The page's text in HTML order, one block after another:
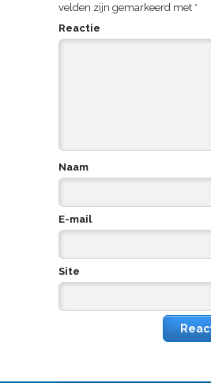
velden zijn gemarkeerd met *
Reactie
Naam
E-mail
Site